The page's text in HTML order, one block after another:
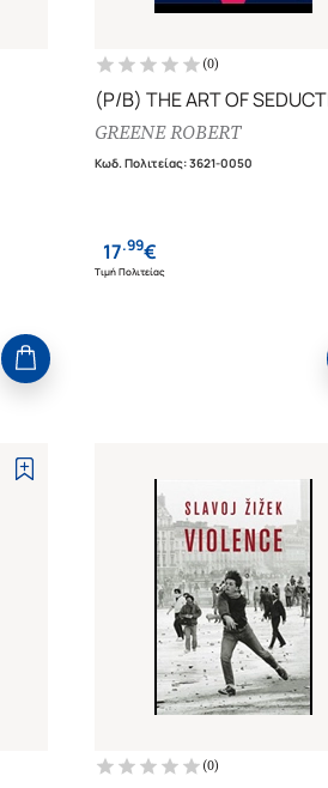
(0)
(P/B) THE ART OF
GREENE ROBERT
Κωδ. Πολιτείας:3621-0050
17.99€
Τιμή Πολιτείας
(0)